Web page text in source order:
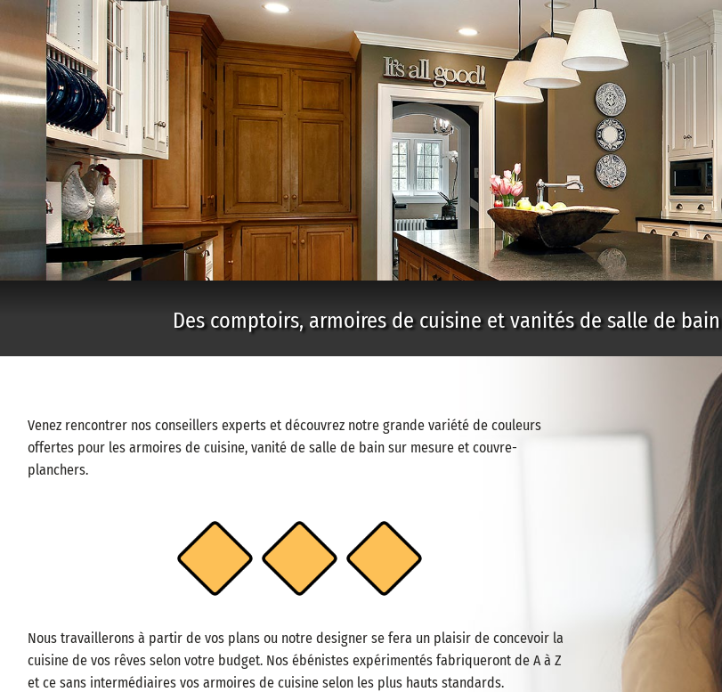
Des comptoirs, armoires de cuisine et vanités de salle de bain
Venez rencontrer nos conseillers experts et découvrez notre grande variété de couleurs
offertes pour les armoires de cuisine, vanité de salle de bain sur mesure et couvre-
planchers.
Nous travaillerons à partir de vos plans ou notre designer se fera un plaisir de concevoir la
cuisine de vos rêves selon votre budget. Nos ébénistes expérimentés fabriqueront de A à Z
et ce sans intermédiaires vos armoires de cuisine selon les plus hauts standards.